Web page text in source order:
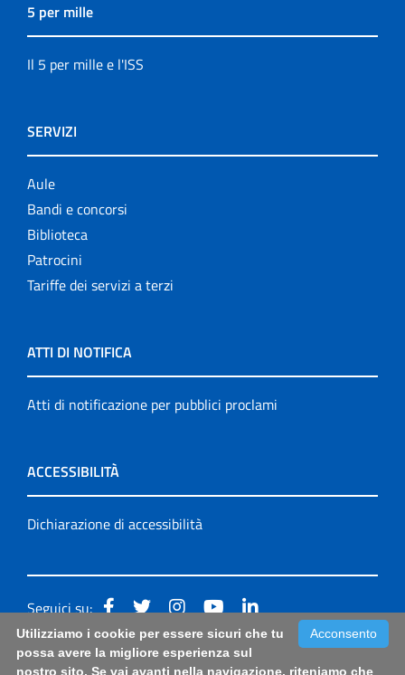
5 per mille
Il 5 per mille e l'ISS
SERVIZI
Aule
Bandi e concorsi
Biblioteca
Patrocini
Tariffe dei servizi a terzi
ATTI DI NOTIFICA
Atti di notificazione per pubblici proclami
ACCESSIBILITÀ
Dichiarazione di accessibilità
Seguici su:
Accessibilità: form di segnalazione di prima istanza per
Acconsento
Utilizziamo i cookie per essere sicuri che tu
possa avere la migliore esperienza sul
nostro sito. Se vai avanti nella navigazione, riteniamo che